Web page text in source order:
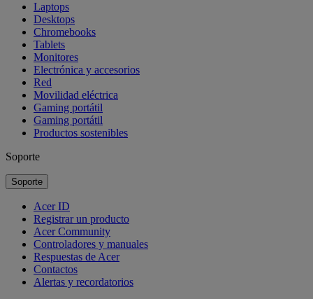
Laptops
Desktops
Chromebooks
Tablets
Monitores
Electrónica y accesorios
Red
Movilidad eléctrica
Gaming portátil
Gaming portátil
Productos sostenibles
Soporte
Soporte
Acer ID
Registrar un producto
Acer Community
Controladores y manuales
Respuestas de Acer
Contactos
Alertas y recordatorios